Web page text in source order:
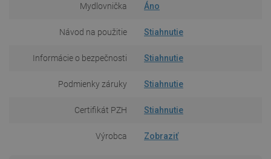
Mydlovnička Áno
Návod na použitie Stiahnutie
Informácie o bezpečnosti Stiahnutie
Podmienky záruky Stiahnutie
Certifikát PZH Stiahnutie
Výrobca Zobraziť